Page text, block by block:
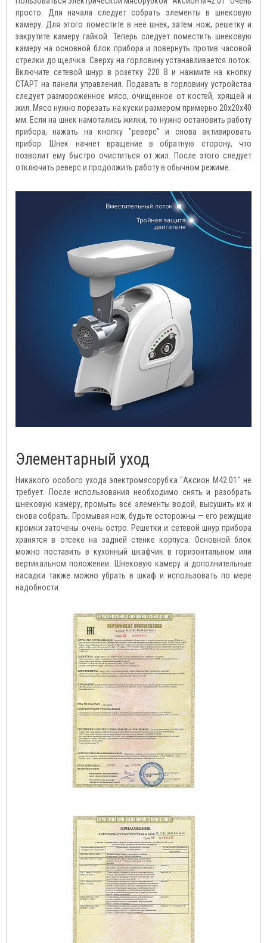
просто. Для начала следует собрать элементы в шнековую
камеру. Для этого поместите в нее шнек, затем нож, решетку и
закрутите камеру гайкой. Теперь следует поместить шнековую
камеру на основной блок прибора и повернуть против часовой
стрелки до щелчка. Сверху на горловину устанавливается лоток.
Включите сетевой шнур в розетку 220 В и нажмите на кнопку
СТАРТ на панели управления. Подавать в горловину устройства
следует размороженное мясо, очищенное от костей, хрящей и
жил. Мясо нужно порезать на куски размером примерно 20х20х40
мм. Если на шнек намотались жилки, то нужно остановить работу
прибора, нажать на кнопку "реверс" и снова активировать
прибор. Шнек начнет вращение в обратную сторону, что
позволит ему быстро очиститься от жил. После этого следует
отключить реверс и продолжить работу в обычном режиме.
Элементарный уход
Никакого особого ухода электромясорубка"Аксион М42.01" не
требует. После использования необходимо снять и разобрать
шнековую камеру, промыть все элементы водой, высушить их и
снова собрать. Промывая нож, будьте осторожны — его режущие
кромки заточены очень остро. Решетки и сетевой шнур прибора
хранятся в отсеке на задней стенке корпуса. Основной блок
можно поставить в кухонный шкафчик в горизонтальном или
вертикальном положении. Шнековую камеру и дополнительные
насадки также можно убрать в шкаф и использовать по мере
надобности.